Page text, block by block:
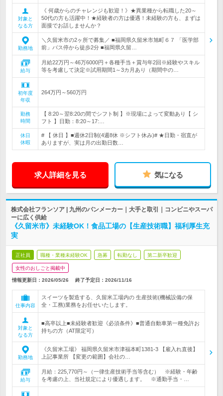
対象と
なる方
《 何歳からのチャレンジも歓迎！》★異業種から転職した20～
50代の方も活躍中！★経験者の方は優遇！未経験の方も、まずは
面接でお話しませんか？
勤務地
＼久留米市の2ヶ所で募集／ ■福岡県久留米市旭町６７ 「医学部
前」バス停から徒歩2分 ■福岡県久留…
給与
月給22万円～46万6000円＋各種手当＋賞与年2回※経験やスキル
等を考慮して決定※試用期間1～3カ月あり（期間中の…
初年度
年収
264万円～560万円
勤務
時間
【 8:20～翌8:20の間でシフト制 】※現場によって変動あり【 シ
フト 】日勤：8:20～17:…
休日
休暇
# 【 休日 】■週休2日制(4週8休 ※シフト休み)# ★日勤・宿直が
ありますが、実は月の出勤日数…
求人詳細を見る 気になる
株式会社フランソア | 九州のパンメーカー｜大手と取引｜コンビニやスーパ
ーに広く供給
《久留米市》未経験OK！食品工場の【生産技術職】福利厚生充
実
正社員 職種・業種未経験OK 急募 転勤なし 第二新卒歓迎
女性のおしごと掲載中
情報更新日：2026/05/26 終了予定日： 2026/11/16
仕事内容
スイーツを製造する、久留米工場内の 生産技術(機械設備の保
全・工務)業務をお任せいたします。
対象と
なる方
■高卒以上■未経験者歓迎《必須条件》■普通自動車第一種免許お
持ちの方（AT限定可）
勤務地
《久留米工場》 福岡県久留米市津福本町1381-3 【雇入れ直後】
上記事業所 【変更の範囲】会社の…
給与
月給：225,770円～（一律生産技術手当等含む） ※経験・年齢
を考慮の上、当社規定により優遇します。 ※通勤手当・…